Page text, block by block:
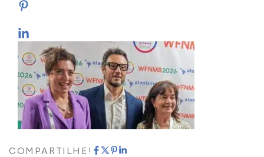
COMPARTILHE!